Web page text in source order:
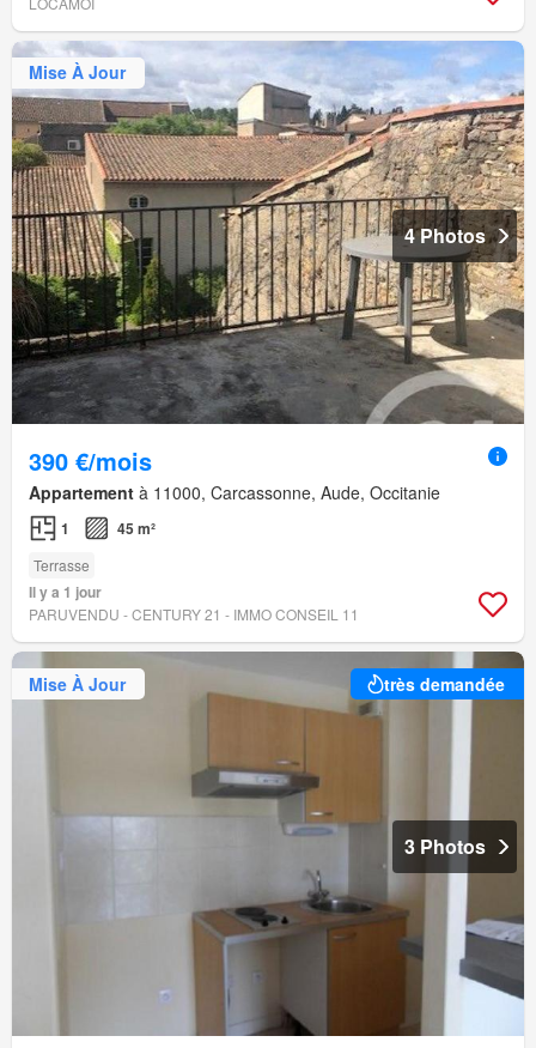
Mise À Jour
4 Photos
390 €/mois
Appartement à 11000, Carcassonne, Aude, Occitanie
1 45 m²
Terrasse
Il y a 1 jour
PARUVENDU - CENTURY 21 - IMMO CONSEIL 11
Mise À Jour très demandée
3 Photos